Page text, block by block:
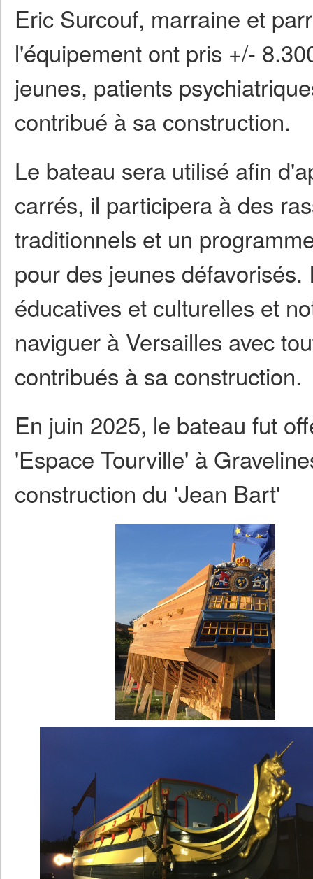
Eric Surcouf, marraine et
l'équipement ont pris +/-
jeunes, patients
contribué à sa construction.
Le bateau sera utilisé afin
carrés, il participera à des
traditionnels et un
pour des jeunes
éducatives et culturelles et
naviguer à Versailles avec
contribués à sa construction.
En juin 2025, le bateau fut
'Espace Tourville' à
construction du 'Jean Bart'